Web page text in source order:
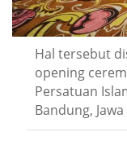
Hal tersebut
opening
Persatuan
Bandung,